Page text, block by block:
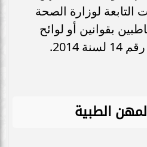
التابعة لوزارة الصحة
بقوانين أو لوائح
2014.
الطبية